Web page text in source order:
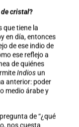
cristal?
que tiene la
en día, entonces
de ese indio de
ese reflejo a
de quiénes
Indiosun
anterior: poder
medio árabe y
de “¿qué
nos cuesta